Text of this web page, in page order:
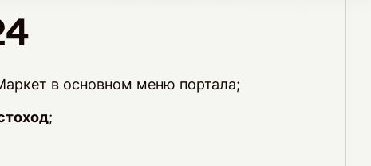
в основном меню портала;
;